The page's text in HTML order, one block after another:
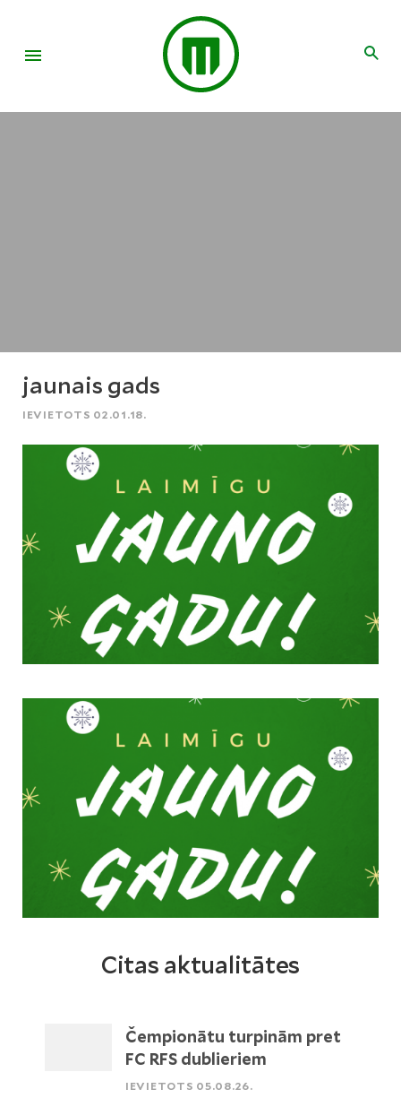
jaunais gads
IEVIETOTS 02.01.18.
Citas aktualitātes
Čempionātu turpinām pret
FC RFS dublieriem
IEVIETOTS 05.08.26.